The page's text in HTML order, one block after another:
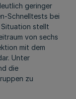
geringer
Schnelltests bei
Situation stellt
von sechs
mit dem
Unter
die
zu